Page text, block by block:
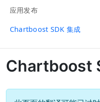
应用发布
Chartboost SDK 集成
Chartboost